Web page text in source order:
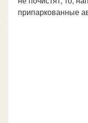
припаркованные